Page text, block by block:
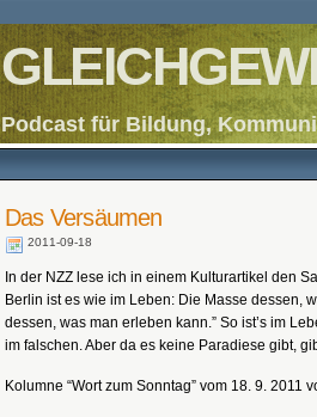
Podcast für Bildung,
Das Versäumen
2011-09-18
In der NZZ lese ich in einem Kulturartikel den
Berlin ist es wie im Leben: Die Masse dessen,
dessen, was man erleben kann.” So ist’s im
im falschen. Aber da es keine Paradiese gibt,
Kolumne “Wort zum Sonntag” vom 18. 9. 2011